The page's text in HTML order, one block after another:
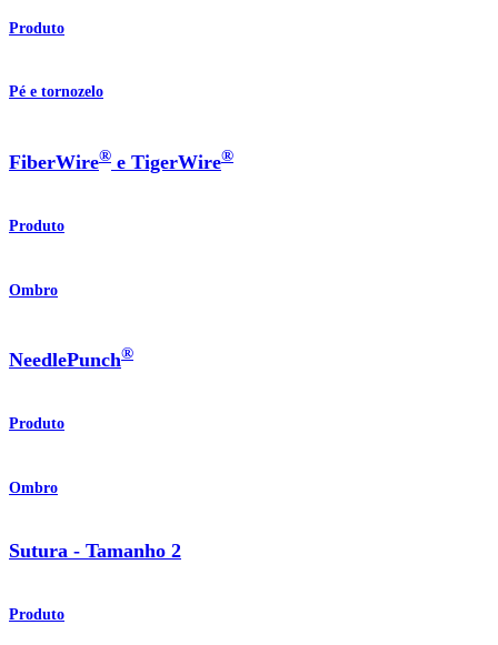
Produto
Pé e tornozelo
FiberWire® e TigerWire®
Produto
Ombro
NeedlePunch®
Produto
Ombro
Sutura - Tamanho 2
Produto